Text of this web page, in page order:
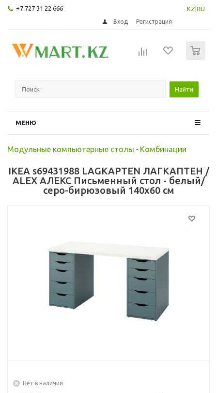
+7 727 31 22 666 KZ RU
Вход Регистрация
Найти
МЕНЮ
Модульные компьютерные столы - Комбинации
IKEA s69431988 LAGKAPTEN ЛАГКАПТЕН /
ALEX АЛЕКС Письменный стол - белый/
серо-бирюзовый 140x60 см
Нет в наличии